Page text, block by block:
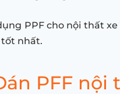
PPF cho nội thất
nhất.
PFF nội